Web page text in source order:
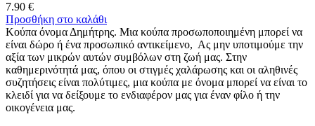
7.90 €
Προσθήκη στο καλάθι
Κούπα όνομα Δημήτρης. Μια κούπα προσωποποιημένη μπορεί να
είναι δώρο ή ένα προσωπικό αντικείμενο, Ας μην υποτιμούμε την
αξία των μικρών αυτών συμβόλων στη ζωή μας. Στην
καθημερινότητά μας, όπου οι στιγμές χαλάρωσης και οι αληθινές
συζητήσεις είναι πολύτιμες, μια κούπα με όνομα μπορεί να είναι το
κλειδί για να δείξουμε το ενδιαφέρον μας για έναν φίλο ή την
οικογένεια μας.